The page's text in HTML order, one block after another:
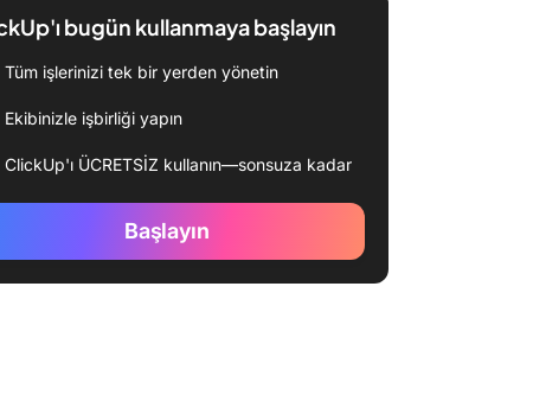
bugün kullanmaya başlayın
Tüm işlerinizi tek bir yerden yönetin
Ekibinizle işbirliği yapın
ClickUp'ı ÜCRETSİZ kullanın—sonsuza kadar
Başlayın